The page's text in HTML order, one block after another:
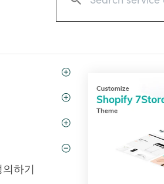
하기